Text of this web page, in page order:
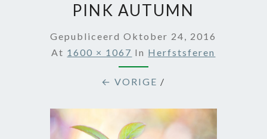
PINK AUTUMN
GepubliceerdOktober 24, 2016
At 1600 × 1067 In Herfstsferen
← VORIGE /